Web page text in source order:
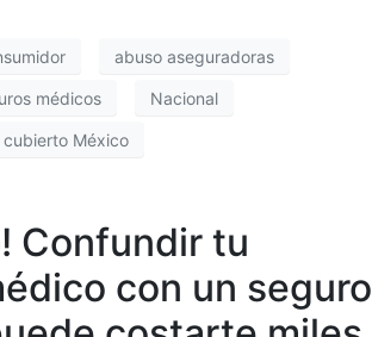
abuso aseguradoras
médicos Nacional
México
Confundir tu
con un seguro